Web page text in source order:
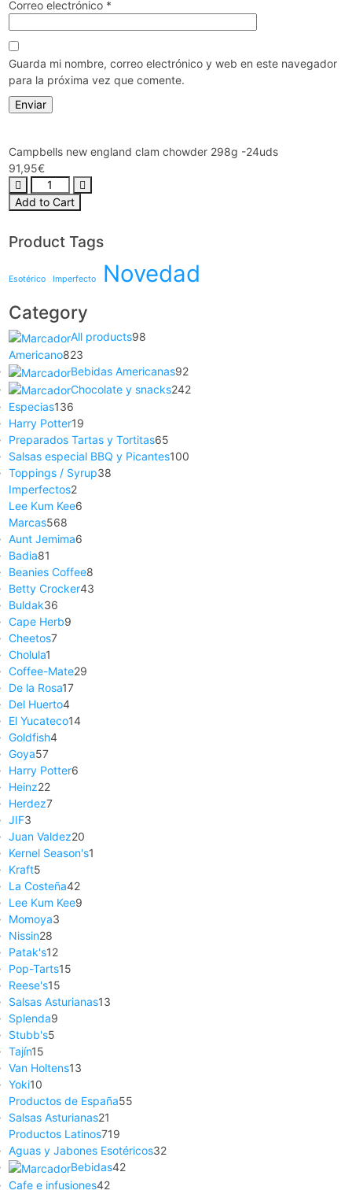
Correo electrónico *
Guarda mi nombre, correo electrónico y web en este navegador
para la próxima vez que comente.
Campbells new england clam chowder 298g -24uds
91,95€
Add to Cart
Product Tags
Esotérico Imperfecto Novedad
Category
All products98
Americano823
Bebidas Americanas92
Chocolate y snacks242
Especias136
Harry Potter19
Preparados Tartas y Tortitas65
Salsas especial BBQ y Picantes100
Toppings / Syrup38
Imperfectos2
Lee Kum Kee6
Marcas568
Aunt Jemima6
Badia81
Beanies Coffee8
Betty Crocker43
Buldak36
Cape Herb9
Cheetos7
Cholula1
Coffee-Mate29
De la Rosa17
Del Huerto4
El Yucateco14
Goldfish4
Goya57
Harry Potter6
Heinz22
Herdez7
JIF3
Juan Valdez20
Kernel Season's1
Kraft5
La Costeña42
Lee Kum Kee9
Momoya3
Nissin28
Patak's12
Pop-Tarts15
Reese's15
Salsas Asturianas13
Splenda9
Stubb's5
Tajín15
Van Holtens13
Yoki10
Productos de España55
Salsas Asturianas21
Productos Latinos719
Aguas y Jabones Esotéricos32
Bebidas42
Cafe e infusiones42